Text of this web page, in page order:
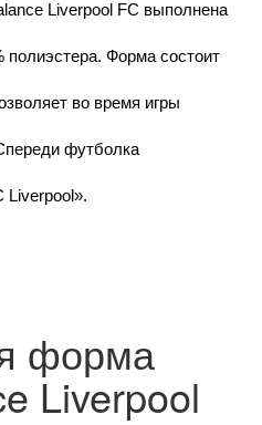
Liverpool FC выполнена
полиэстера. Форма состоит
во время игры
футболка
».
форма
Liverpool